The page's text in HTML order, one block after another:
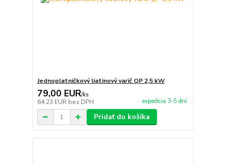
Jednoplatničkový liatinový varič QP 2,5 kW
79,00 EUR/ks
64,23 EUR bez DPH expedícia 3-5 dní
Pridať do košíka